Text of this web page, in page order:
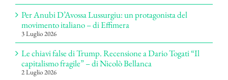
Per Anubi D’Avossa Lussurgiu: un protagonista del
movimento italiano – di Effimera
3 Luglio 2026
Le chiavi false di Trump. Recensione a Dario Togati “Il
capitalismo fragile” – di Nicolò Bellanca
2 Luglio 2026